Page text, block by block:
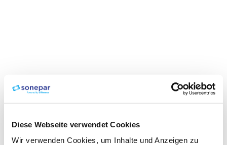
Diese Webseite verwendet Cookies
Wir verwenden Cookies, um Inhalte und Anzeigen zu